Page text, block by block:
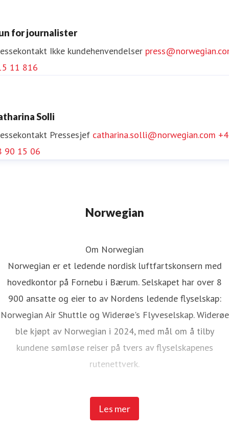
for journalister
Ikke kundehenvendelser
11 816
Solli
Pressesjef catharina.solli@norwegian.com
90 15 06
Norwegian
Les mer
Om Norwegian
Norwegian er et ledende nordisk luftfartskonsern med
hovedkontor på Fornebu i Bærum. Selskapet har over 8
900 ansatte og eier to av Nordens ledende flyselskap:
Norwegian Air Shuttle og Widerøe's Flyveselskap. Widerøe
ble kjøpt av Norwegian i 2024, med mål om å tilby
kundene sømløse reiser på tvers av flyselskapenes
rutenettverk.
Norwegian Air Shuttle har rundt 5 200 ansatte og tilbyr et
omfattende rutenett som knytter de nordiske landene til